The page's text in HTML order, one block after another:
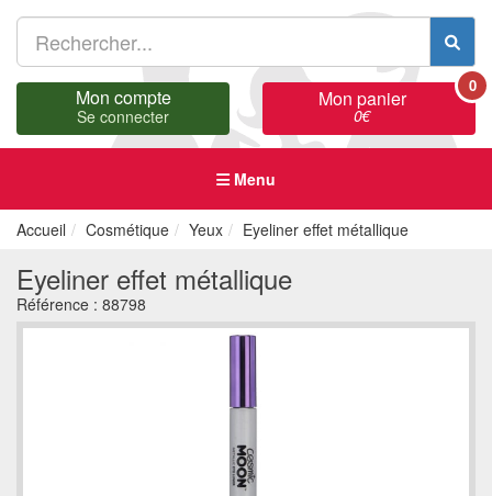
Mon compte
Se connecter
Mon panier
0€
0
Menu
Accueil Cosmétique Yeux Eyeliner effet métallique
Eyeliner effet métallique
Référence : 88798